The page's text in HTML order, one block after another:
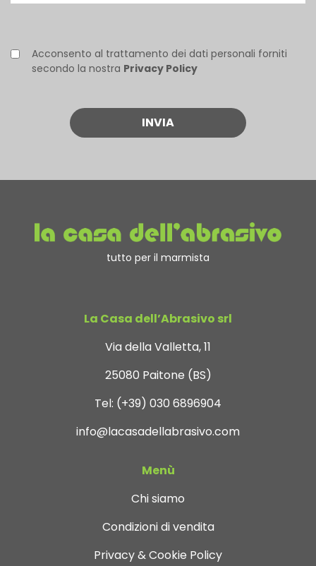
Acconsento al trattamento dei dati personali forniti
secondo la nostra Privacy Policy
tutto per il marmista
La Casa dell’Abrasivo srl
Via della Valletta, 11
25080 Paitone (BS)
Tel: (+39) 030 6896904
info@lacasadellabrasivo.com
Menù
Chi siamo
Condizioni di vendita
Privacy & Cookie Policy